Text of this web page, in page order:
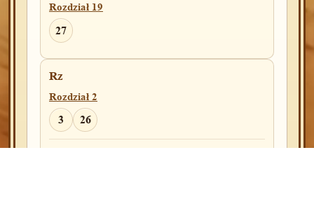
2
13
Rozdział 19
44
Rozdział 19
27
Rz
Rozdział 2
3 26